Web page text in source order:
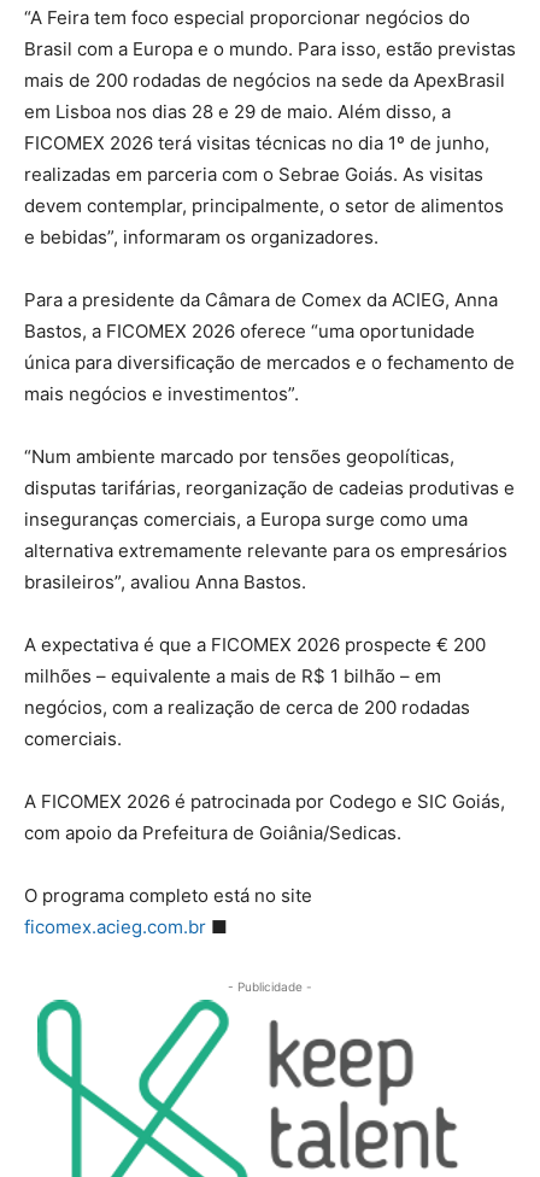
“A Feira tem foco especial proporcionar negócios do
Brasil com a Europa e o mundo. Para isso, estão previstas
mais de 200 rodadas de negócios na sede da ApexBrasil
em Lisboa nos dias 28 e 29 de maio. Além disso, a
FICOMEX 2026 terá visitas técnicas no dia 1º de junho,
realizadas em parceria com o Sebrae Goiás. As visitas
devem contemplar, principalmente, o setor de alimentos
e bebidas”, informaram os organizadores.
Para a presidente da Câmara de Comex da ACIEG, Anna
Bastos, a FICOMEX 2026 oferece “uma oportunidade
única para diversificação de mercados e o fechamento de
mais negócios e investimentos”.
“Num ambiente marcado por tensões geopolíticas,
disputas tarifárias, reorganização de cadeias produtivas e
inseguranças comerciais, a Europa surge como uma
alternativa extremamente relevante para os empresários
brasileiros”, avaliou Anna Bastos.
A expectativa é que a FICOMEX 2026 prospecte € 200
milhões – equivalente a mais de R$ 1 bilhão – em
negócios, com a realização de cerca de 200 rodadas
comerciais.
A FICOMEX 2026 é patrocinada por Codego e SIC Goiás,
com apoio da Prefeitura de Goiânia/Sedicas.
O programa completo está no site
ficomex.acieg.com.br ■
- Publicidade -